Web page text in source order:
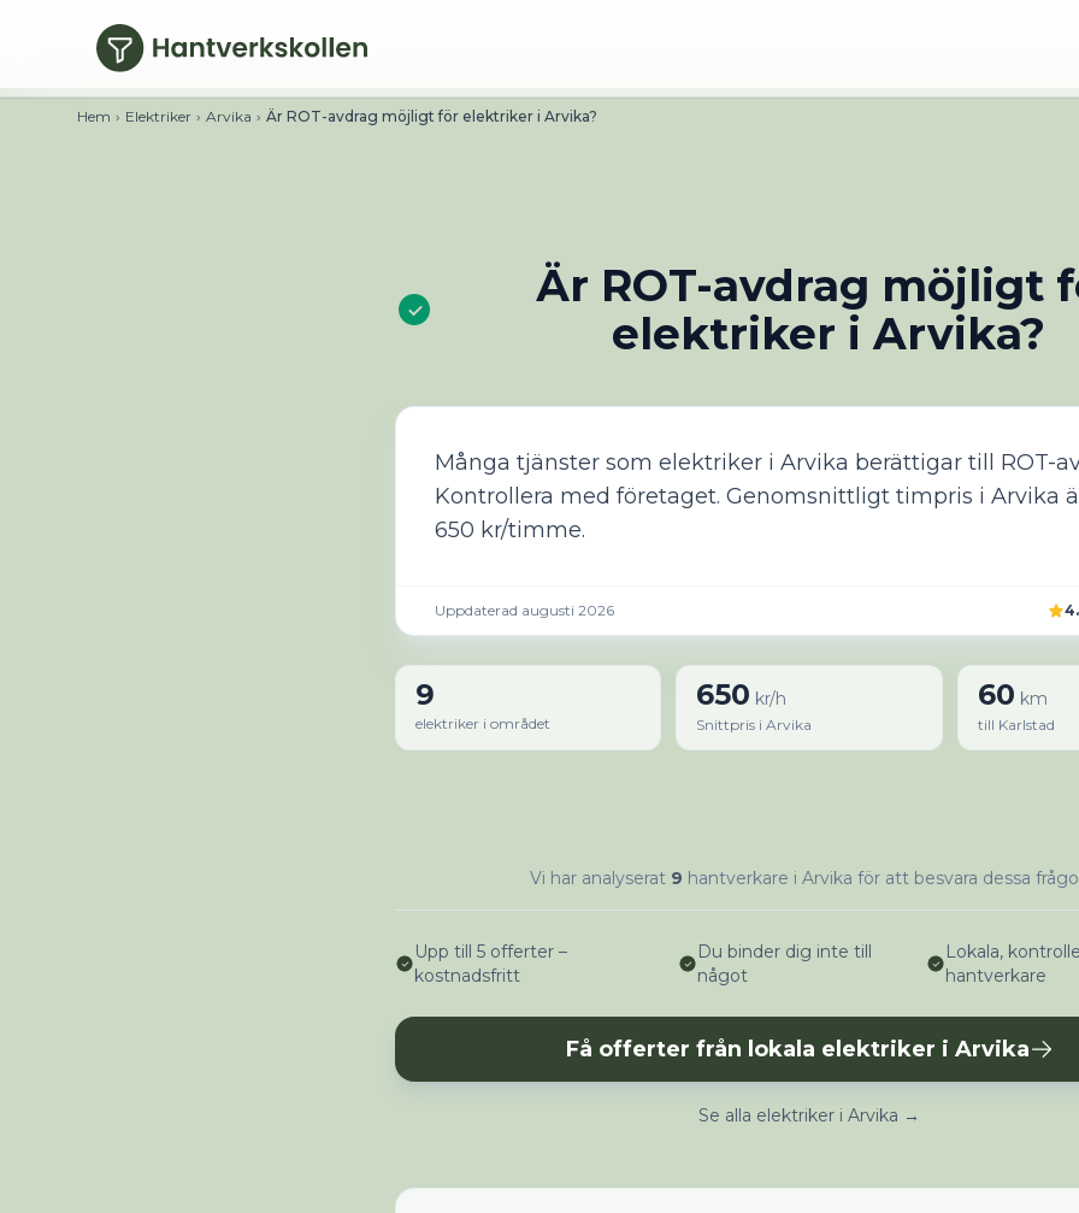
Hoppa till huvudinnehåll
Hem › Elektriker › Arvika › Är ROT-avdrag möjligt för elektriker i Arvika?
Är ROT-avdrag möjligt
elektriker i Arvika?
Många tjänster som elektriker i Arvika berättigar till ROT-
Kontrollera med företaget. Genomsnittligt timpris i Arvika
650 kr/timme.
Uppdaterad augusti 2026
9
elektriker i området
650 kr/h
Snittpris i Arvika
60 km
till Karlstad
Vi har analyserat 9 hantverkare i Arvika för att besvara dessa
Upp till 5 offerter –
kostnadsfritt
Du binder dig inte till
något
Lokala,
hantverkare
Få offerter från lokala elektriker i Arvika
Se alla elektriker i Arvika →